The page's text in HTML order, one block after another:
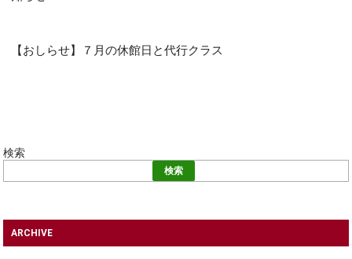
【おしらせ】７月の休館日と代行クラス
検索
検索
ARCHIVE